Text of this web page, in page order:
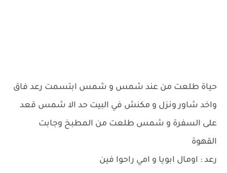
حياة طلعت من عند شمس و شمس ابتسمت رعد فاق
واخد شاور ونزل و مكنش في البيت حد الا شمس قعد
على السفرة و شمس طلعت من المطبخ وجابت
القهوة
رعد : اومال ابويا و امي راحوا فين